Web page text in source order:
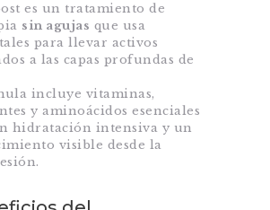
es un tratamiento de
sin agujas que usa
para llevar activos
a las capas profundas de
incluye vitaminas,
y aminoácidos esenciales
hidratación intensiva y un
visible desde la